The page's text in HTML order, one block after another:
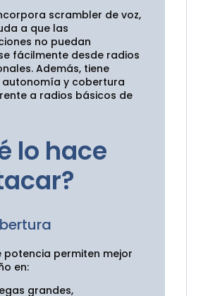
scrambler de voz,
a que las
no puedan
fácilmente desde radios
Además, tiene
autonomía y cobertura
a radios básicos de
lo hace
potencia permiten mejor
en:
grandes,